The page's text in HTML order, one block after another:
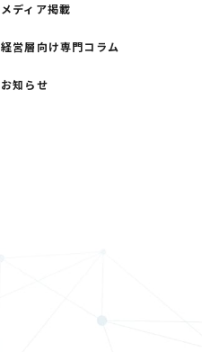
メディア掲載
経営層向け専門コラム
お知らせ